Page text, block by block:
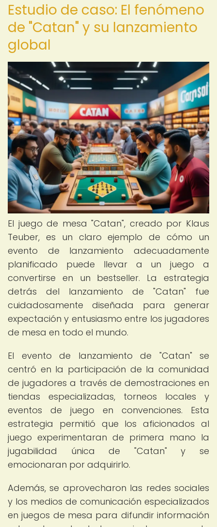
Estudio de caso: El fenómeno
de "Catan" y su lanzamiento
global
El juego de mesa "Catan", creado por Klaus
Teuber, es un claro ejemplo de cómo un
evento de lanzamiento adecuadamente
planificado puede llevar a un juego a
convertirse en un bestseller. La estrategia
detrás del lanzamiento de "Catan" fue
cuidadosamente diseñada para generar
expectación y entusiasmo entre los jugadores
de mesa en todo el mundo.
El evento de lanzamiento de "Catan" se
centró en la participación de la comunidad
de jugadores a través de demostraciones en
tiendas especializadas, torneos locales y
eventos de juego en convenciones. Esta
estrategia permitió que los aficionados al
juego experimentaran de primera mano la
jugabilidad única de "Catan" y se
emocionaran por adquirirlo.
Además, se aprovecharon las redes sociales
y los medios de comunicación especializados
en juegos de mesa para difundir información